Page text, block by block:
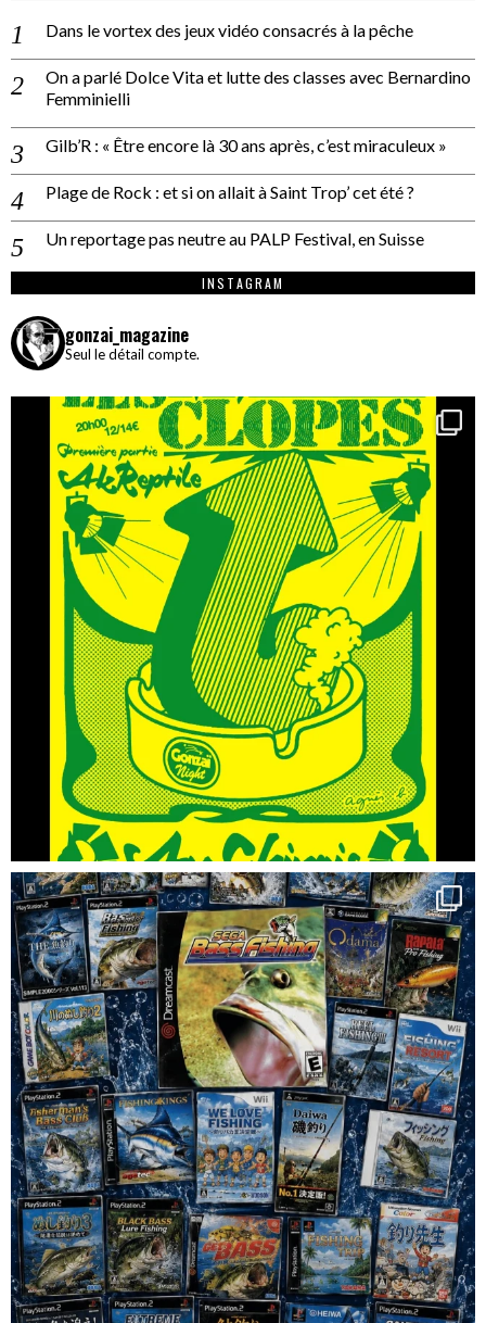
Dans le vortex des jeux vidéo consacrés à la pêche
On a parlé Dolce Vita et lutte des classes avec Bernardino
Femminielli
Gilb’R : « Être encore là 30 ans après, c’est miraculeux »
Plage de Rock : et si on allait à Saint Trop’ cet été ?
Un reportage pas neutre au PALP Festival, en Suisse
INSTAGRAM
gonzai_magazine
Seul le détail compte.